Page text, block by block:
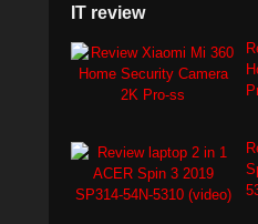
IT review